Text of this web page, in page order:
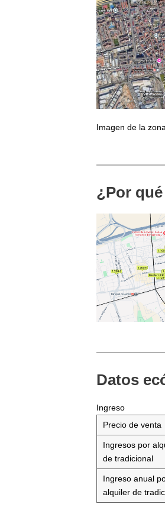
Imagen de la
¿Por
Datos
Ingreso
Precio de venta
Ingresos por
de tradicional
Ingreso anual
alquiler de